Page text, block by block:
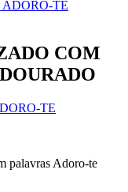
COM
TE
palavras Adoro-te